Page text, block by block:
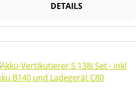
DETAILS